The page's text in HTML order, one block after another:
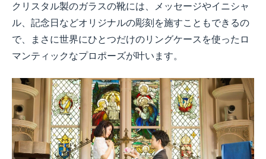
クリスタル製のガラスの靴には、メッセージやイニシャ
ル、記念日などオリジナルの彫刻を施すこともできるの
で、まさに世界にひとつだけのリングケースを使ったロ
マンティックなプロポーズが叶います。